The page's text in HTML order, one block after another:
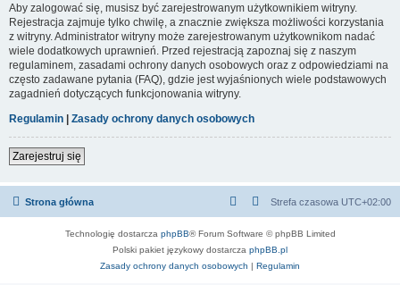
Aby zalogować się, musisz być zarejestrowanym użytkownikiem witryny.
Rejestracja zajmuje tylko chwilę, a znacznie zwiększa możliwości korzystania
z witryny. Administrator witryny może zarejestrowanym użytkownikom nadać
wiele dodatkowych uprawnień. Przed rejestracją zapoznaj się z naszym
regulaminem, zasadami ochrony danych osobowych oraz z odpowiedziami na
często zadawane pytania (FAQ), gdzie jest wyjaśnionych wiele podstawowych
zagadnień dotyczących funkcjonowania witryny.
Regulamin | Zasady ochrony danych osobowych
Zarejestruj się
Strona główna Strefa czasowa UTC+02:00
Technologię dostarcza phpBB® Forum Software © phpBB Limited
Polski pakiet językowy dostarcza phpBB.pl
Zasady ochrony danych osobowych | Regulamin